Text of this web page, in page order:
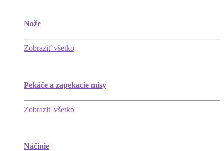
Nože
Zobraziť všetko
Pekáče a zapekacie misy
Zobraziť všetko
Náčinie